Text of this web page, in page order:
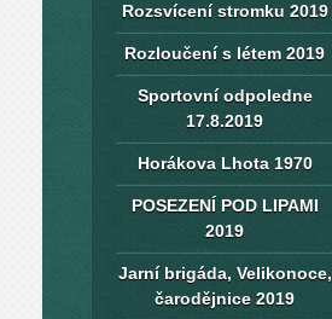
Rozsvícení stromku 2019
Rozloučení s létem 2019
Sportovní odpoledne
17.8.2019
Horákova Lhota 1970
POSEZENÍ POD LIPAMI
2019
Jarní brigáda, Velikonoce,
čarodějnice 2019